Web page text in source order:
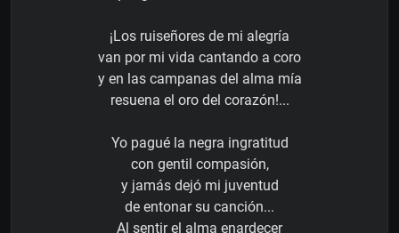
¡Los ruiseñores de mi alegría
van por mi vida cantando a coro
y en las campanas del alma mía
resuena el oro del corazón!...
Yo pagué la negra ingratitud
con gentil compasión,
y jamás dejó mi juventud
de entonar su canción...
Al sentir el alma enardecer